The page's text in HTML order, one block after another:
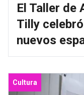
El Taller de
Tilly
nuevos
Cultura